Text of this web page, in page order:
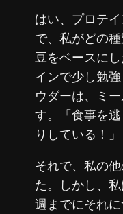
はい、プロテ
で、私がどの
豆をベースに
インで少し勉
ウダーは、ミ
す。「食事を
りしている！」
それで、私の
た。しかし、
週までにそれ